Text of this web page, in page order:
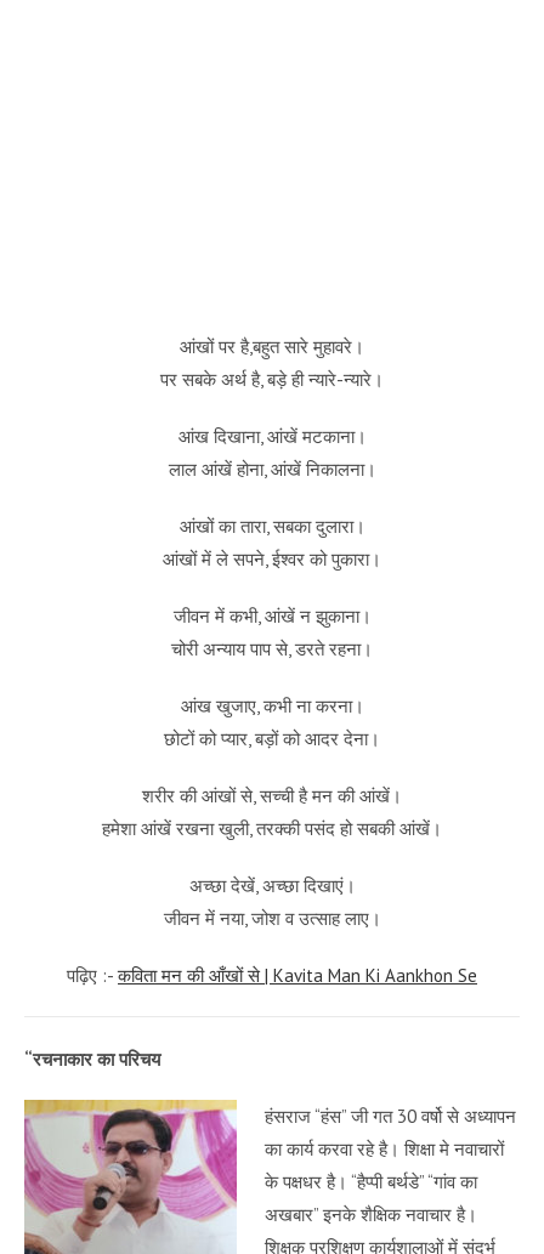
आंखों पर है,बहुत सारे मुहावरे।
पर सबके अर्थ है, बड़े ही न्यारे-न्यारे।
आंख दिखाना, आंखें मटकाना।
लाल आंखें होना, आंखें निकालना।
आंखों का तारा, सबका दुलारा।
आंखों में ले सपने, ईश्वर को पुकारा।
जीवन में कभी, आंखें न झुकाना।
चोरी अन्याय पाप से, डरते रहना।
आंख खुजाए, कभी ना करना।
छोटों को प्यार, बड़ों को आदर देना।
शरीर की आंखों से, सच्ची है मन की आंखें।
हमेशा आंखें रखना खुली, तरक्की पसंद हो सबकी आंखें।
अच्छा देखें, अच्छा दिखाएं।
जीवन में नया, जोश व उत्साह लाए।
पढ़िए :-कविता मन की आँखों से | Kavita Man Ki Aankhon Se
“रचनाकार का परिचय
हंसराज “हंस” जी गत 30 वर्षो से अध्यापन
का कार्य करवा रहे है। शिक्षा मे नवाचारों
के पक्षधर है। “हैप्पी बर्थडे” “गांव का
अखबार” इनके शैक्षिक नवाचार है।
शिक्षक प्रशिक्षण कार्यशालाओं में संदर्भ